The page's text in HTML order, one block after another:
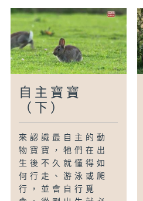
自主寶寶
（下）
來認識最自主的動
物寶寶，牠們在出
生後不久就懂得如
何行走、游泳或爬
行，並會自行覓